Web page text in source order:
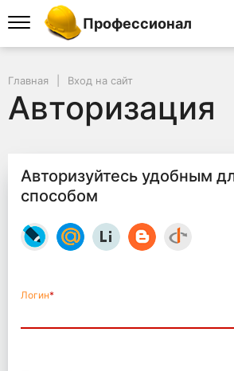
Профессионал
Главная Вход на сайт
Авторизация
Авторизуйтесь удобным
способом
Логин*